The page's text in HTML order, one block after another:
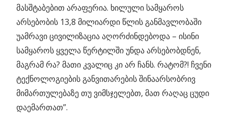
მასშტაბებით არაფერია. ხილული სამყაროს
არსებობის 13,8 მილიარდი წლის განმავლობაში
უამრავი ცივილიზაცია აღორძინდებოდა – ისინი
სამყაროს ყველა წერტილში უნდა არსებობდნენ,
მაგრამ რა? მათი კვალიც კი არ ჩანს. რატომ?! ჩვენი
ტექნოლოგიების განვითარების შინაარსობრივ
მიმართულებაზე თუ ვიმსჯელებთ, მათ რაღაც ცუდი
დაემართათ”.